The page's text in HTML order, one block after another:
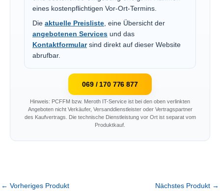
eines kostenpflichtigen Vor-Ort-Termins.
Die aktuelle Preisliste, eine Übersicht der
angebotenen Services und das
Kontaktformularsind direkt auf dieser Website
abrufbar.
069 / 170 776 877
Hinweis: PCFFM bzw. Meroth IT-Service ist bei den oben verlinkten
Angeboten nicht Verkäufer, Versanddienstleister oder Vertragspartner
des Kaufvertrags. Die technische Dienstleistung vor Ort ist separat vom
Produktkauf.
← Vorheriges Produkt Nächstes Produkt →